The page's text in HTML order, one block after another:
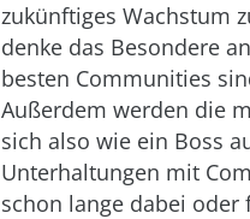
zukünftiges Wachstum
denke das Besondere
besten Communities
Außerdem werden die
sich also wie ein Boss
Unterhaltungen mit
schon lange dabei oder